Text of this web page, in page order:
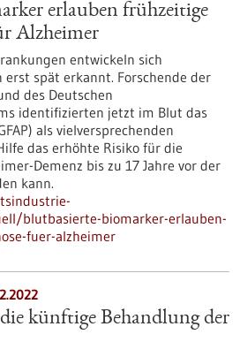
erlauben frühzeitige
Alzheimer
entwickeln sich
erst spät erkannt. Forschende der
des Deutschen
identifizierten jetzt im Blut das
als vielversprechenden
das erhöhte Risiko für die
Demenz bis zu 17 Jahre vor der
kann.
blutbasierte-biomarker-erlauben-
fuer-alzheimer
künftige Behandlung der